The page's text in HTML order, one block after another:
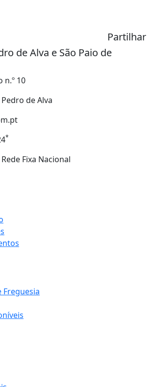
Partilhar
de Alva e São Paio de
n.º 10
de Alva
*
Fixa Nacional
Freguesia